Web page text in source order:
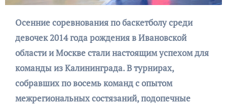
Осенние соревнования по баскетболу среди
девочек 2014 года рождения в Ивановской
области и Москве стали настоящим успехом для
команды из Калининграда. В турнирах,
собравших по восемь команд с опытом
межрегиональных состязаний, подопечные